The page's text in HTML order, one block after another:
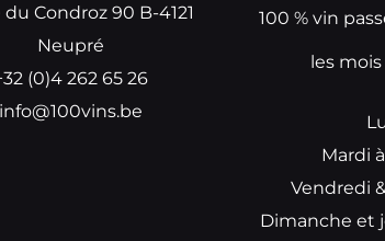
Condroz 90 B-4121
Neupré
(0)4 262 65 26
info@100vins.be
100 % vin
les
Mardi
Vendredi
Dimanche et